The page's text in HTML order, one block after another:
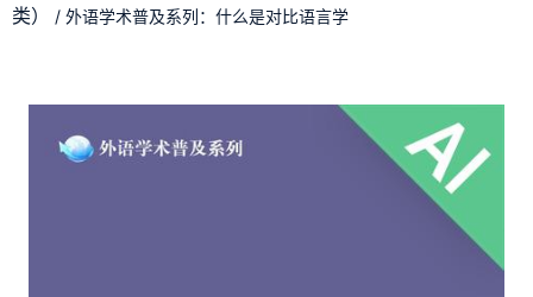
类）
/ 外语学术普及系列：什么是对比语言学